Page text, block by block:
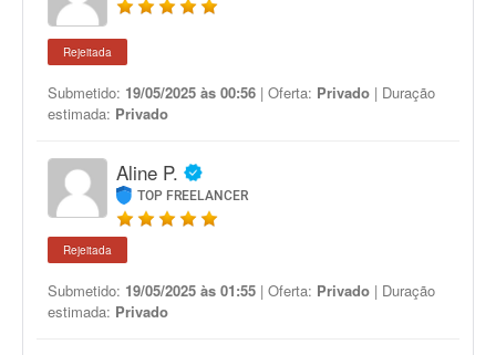
Rejeitada
Submetido: 19/05/2025 às 00:56 | Oferta: Privado | Duração
estimada: Privado
Aline P.
TOP FREELANCER
Rejeitada
Submetido: 19/05/2025 às 01:55 | Oferta: Privado | Duração
estimada: Privado